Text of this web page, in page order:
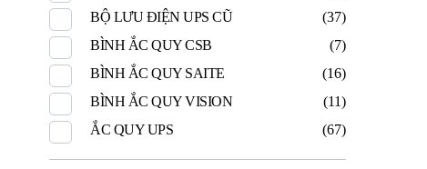
BỘ LƯU ĐIỆN UPS CŨ
(37)
BÌNH ẮC QUY CSB
(7)
BÌNH ẮC QUY SAITE
(16)
BÌNH ẮC QUY VISION
(11)
ẮC QUY UPS
(67)